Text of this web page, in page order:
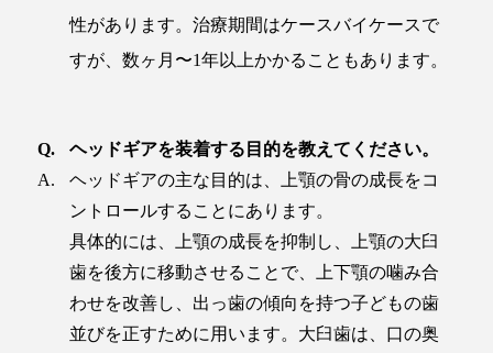
性があります。治療期間はケースバイケースで
すが、数ヶ月〜1年以上かかることもあります​。
ヘッドギアを装着する目的を教えてください。
ヘッドギアの主な目的は、上顎の骨の成長をコ
ントロールすることにあります。
具体的には、上顎の成長を抑制し、上顎の大臼
歯を後方に移動させることで、上下顎の噛み合
わせを改善し、出っ歯の傾向を持つ子どもの歯
並びを正すために用います。大臼歯は、口の奥